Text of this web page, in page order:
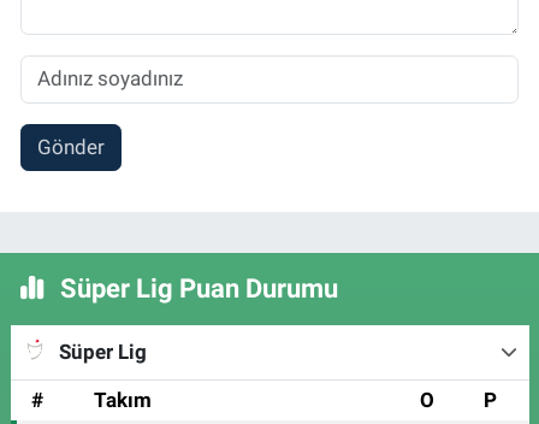
Gönder
Süper Lig Puan Durumu
Süper Lig
#
Takım O P